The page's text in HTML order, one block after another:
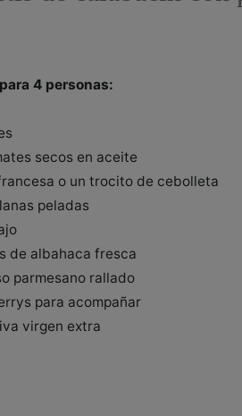
4 personas:
secos en aceite
o un trocito de cebolleta
peladas
de albahaca fresca
parmesano rallado
para acompañar
virgen extra